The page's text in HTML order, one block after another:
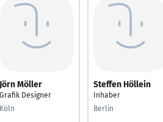
Jörn Möller
Grafik Designer
Köln
Steffen Höllein
Inhaber
Berlin